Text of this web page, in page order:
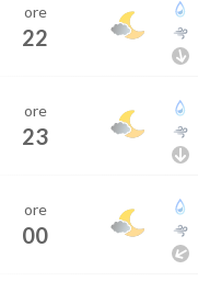
ore
22
ore
23
ore
00